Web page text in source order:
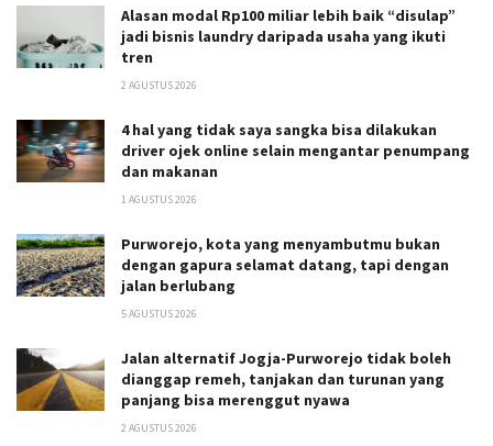
Alasan modal Rp100 miliar lebih baik “disulap”
jadi bisnis laundry daripada usaha yang ikuti
tren
2 AGUSTUS 2026
4 hal yang tidak saya sangka bisa dilakukan
driver ojek online selain mengantar penumpang
dan makanan
1 AGUSTUS 2026
Purworejo, kota yang menyambutmu bukan
dengan gapura selamat datang, tapi dengan
jalan berlubang
5 AGUSTUS 2026
Jalan alternatif Jogja-Purworejo tidak boleh
dianggap remeh, tanjakan dan turunan yang
panjang bisa merenggut nyawa
2 AGUSTUS 2026